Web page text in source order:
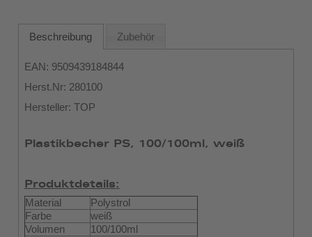
Beschreibung Zubehör
EAN: 9509439184844
Herst.Nr: 280100
Hersteller: TOP
Plastikbecher PS, 100/100ml, weiß
Produktdetails:
Material
Polystrol
Farbe
weiß
Volumen
100/100ml